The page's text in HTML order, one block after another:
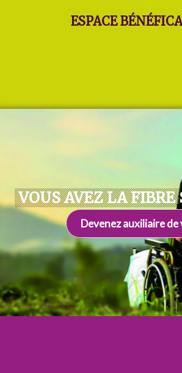
ESPACE
VOUS AVEZ LA FIBRE
Devenez auxiliaire de